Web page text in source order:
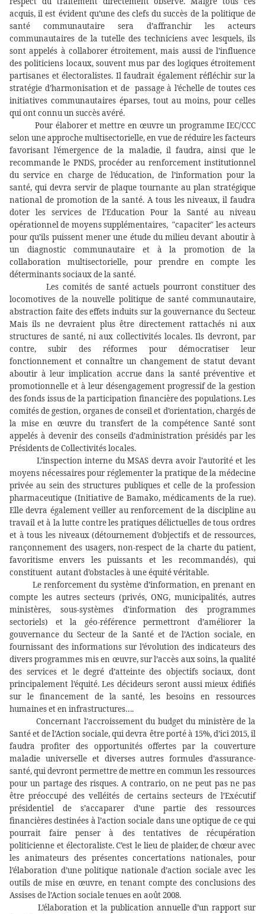
acquis, il est évident qu’une des clefs du succès de la politique de
santé communautaire sera d’affranchir les acteurs
communautaires de la tutelle des techniciens avec lesquels, ils
sont appelés à collaborer étroitement, mais aussi de l’influence
des politiciens locaux, souvent mus par des logiques étroitement
partisanes et électoralistes. Il faudrait également réfléchir sur la
stratégie d’harmonisation et de passage à l’échelle de toutes ces
initiatives communautaires éparses, tout au moins, pour celles
qui ont connu un succès avéré.
Pour élaborer et mettre en œuvre un programme IEC/CCC
selon une approche multisectorielle, en vue de réduire les facteurs
favorisant l’émergence de la maladie, il faudra, ainsi que le
recommande le PNDS, procéder au renforcement institutionnel
du service en charge de l’éducation, de l’information pour la
santé, qui devra servir de plaque tournante au plan stratégique
national de promotion de la santé. A tous les niveaux, il faudra
doter les services de l’Education Pour la Santé au niveau
opérationnel de moyens supplémentaires, ″capaciter″ les acteurs
pour qu’ils puissent mener une étude du milieu devant aboutir à
un diagnostic communautaire et à la promotion de la
collaboration multisectorielle, pour prendre en compte les
déterminants sociaux de la santé.
Les comités de santé actuels pourront constituer des
locomotives de la nouvelle politique de santé communautaire,
abstraction faite des effets induits sur la gouvernance du Secteur.
Mais ils ne devraient plus être directement rattachés ni aux
structures de santé, ni aux collectivités locales. Ils devront, par
contre, subir des réformes pour démocratiser leur
fonctionnement et connaître un changement de statut devant
aboutir à leur implication accrue dans la santé préventive et
promotionnelle et à leur désengagement progressif de la gestion
des fonds issus de la participation financière des populations. Les
comités de gestion, organes de conseil et d’orientation, chargés de
la mise en œuvre du transfert de la compétence Santé sont
appelés à devenir des conseils d’administration présidés par les
Présidents de Collectivités locales.
L’inspection interne du MSAS devra avoir l’autorité et les
moyens nécessaires pour réglementer la pratique de la médecine
privée au sein des structures publiques et celle de la profession
pharmaceutique (Initiative de Bamako, médicaments de la rue).
Elle devra également veiller au renforcement de la discipline au
travail et à la lutte contre les pratiques délictuelles de tous ordres
et à tous les niveaux (détournement d’objectifs et de ressources,
rançonnement des usagers, non-respect de la charte du patient,
favoritisme envers les puissants et les recommandés), qui
constituent autant d’obstacles à une équité véritable.
Le renforcement du système d’information, en prenant en
compte les autres secteurs (privés, ONG, municipalités, autres
ministères, sous-systèmes d'information des programmes
sectoriels) et la géo-référence permettront d’améliorer la
gouvernance du Secteur de la Santé et de l’Action sociale, en
fournissant des informations sur l’évolution des indicateurs des
divers programmes mis en œuvre, sur l’accès aux soins, la qualité
des services et le degré d’atteinte des objectifs sociaux, dont
principalement l’équité. Les décideurs seront aussi mieux édifiés
sur le financement de la santé, les besoins en ressources
humaines et en infrastructures….
Concernant l’accroissement du budget du ministère de la
Santé et de l’Action sociale, qui devra être porté à 15%, d’ici 2015, il
faudra profiter des opportunités offertes par la couverture
maladie universelle et diverses autres formules d’assurance-
santé, qui devront permettre de mettre en commun les ressources
pour un partage des risques. A contrario, on ne peut pas ne pas
être préoccupé des velléités de certains secteurs de l’Exécutif
présidentiel de s’accaparer d’une partie des ressources
financières destinées à l’action sociale dans une optique de ce qui
pourrait faire penser à des tentatives de récupération
politicienne et électoraliste. C’est le lieu de plaider, de chœur avec
les animateurs des présentes concertations nationales, pour
l’élaboration d’une politique nationale d’action sociale avec les
outils de mise en œuvre, en tenant compte des conclusions des
Assises de l’Action sociale tenues en août 2008.
L’élaboration et la publication annuelle d’un rapport sur